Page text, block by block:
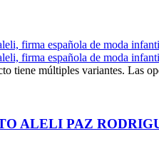
tiene múltiples variantes. Las
ALELI PAZ